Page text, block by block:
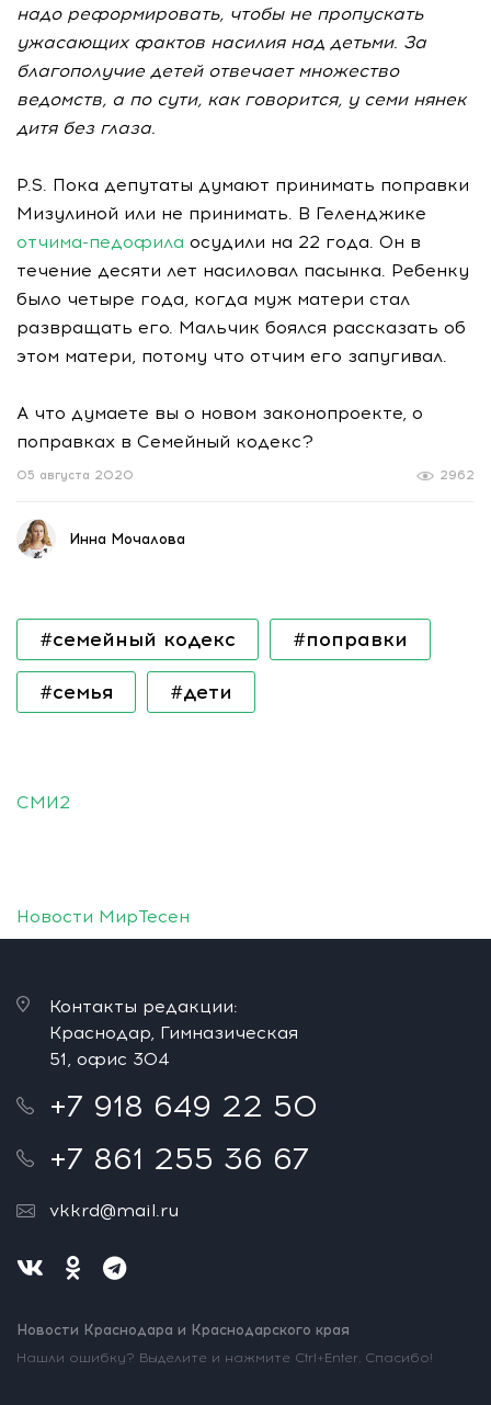
надо реформировать, чтобы не пропускать
ужасающих фактов насилия над детьми. За
благополучие детей отвечает множество
ведомств, а по сути, как говорится, у семи нянек
дитя без глаза.
Р.S. Пока депутаты думают принимать поправки
Мизулиной или не принимать. В Геленджике
отчима-педофила осудили на 22 года. Он в
течение десяти лет насиловал пасынка. Ребенку
было четыре года, когда муж матери стал
развращать его. Мальчик боялся рассказать об
этом матери, потому что отчим его запугивал.
А что думаете вы о новом законопроекте, о
поправках в Семейный кодекс?
2962
05 августа 2020
Инна Мочалова
#семейный кодекс #поправки
#семья #дети
СМИ2
Новости МирТесен
Контакты редакции:
Краснодар, Гимназическая
51, офис 304
+7 918 649 22 50
+7 861 255 36 67
vkkrd@mail.ru
Новости Краснодара и Краснодарского края
Нашли ошибку? Выделите и нажмите Ctrl+Enter. Спасибо!